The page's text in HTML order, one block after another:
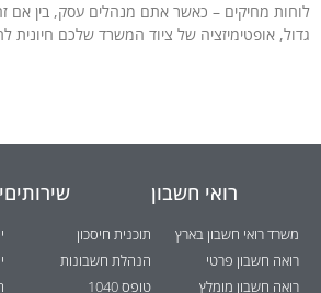
לוחות מחיקים – כאשר אתם מנהלים עסק, בין אם
גדול, אופטימיזציה של ציוד המשרד שלכם חיונית
רואי חשבון
משרד רואי חשבון בארץ
רואה חשבון פרטי
רואה חשבון מומלץ
שירותים
תוכנית חיסכון
הנהלת חשבונות
טופס 1040